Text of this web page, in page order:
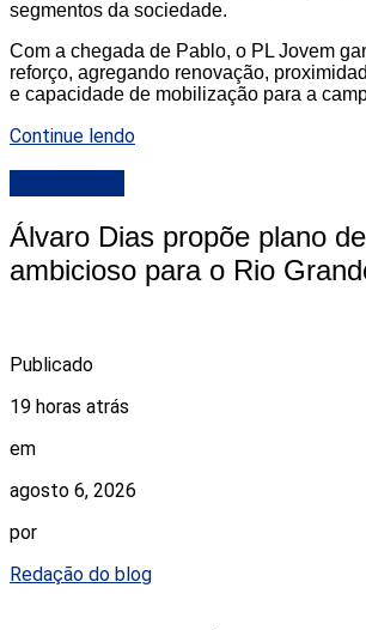
segmentos da sociedade.
Com a chegada de Pablo, o PL Jovem
reforço, agregando renovação,
e capacidade de mobilização para a
Continue lendo
Álvaro Dias propõe plano
ambicioso para o Rio
Publicado
19 horas atrás
em
agosto 6, 2026
por
Redação do blog